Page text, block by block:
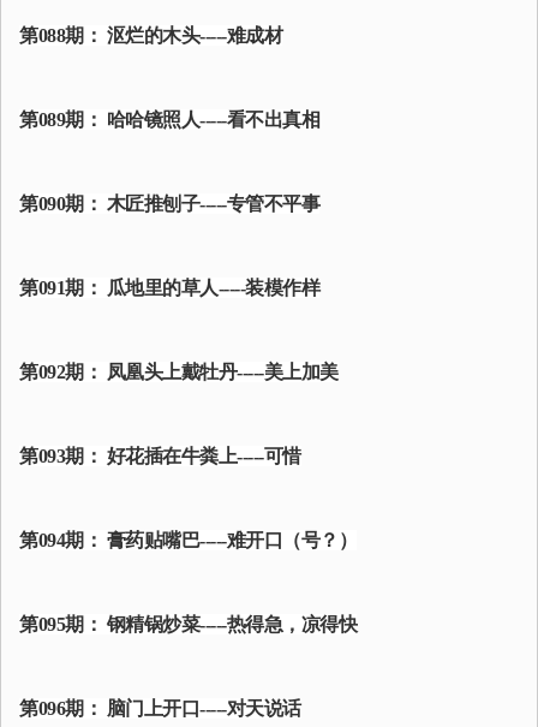
第088期： 沤烂的木头-----难成材
第089期： 哈哈镜照人-----看不出真相
第090期： 木匠推刨子-----专管不平事
第091期： 瓜地里的草人-----装模作样
第092期： 凤凰头上戴牡丹-----美上加美
第093期： 好花插在牛粪上-----可惜
第094期： 膏药贴嘴巴-----难开口（号？）
第095期： 钢精锅炒菜-----热得急，凉得快
第096期： 脑门上开口-----对天说话